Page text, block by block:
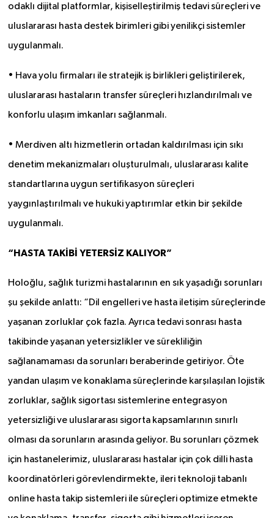
odaklı dijital platformlar, kişiselleştirilmiş tedavi süreçleri ve
uluslararası hasta destek birimleri gibi yenilikçi sistemler
uygulanmalı.
• Hava yolu firmaları ile stratejik iş birlikleri geliştirilerek,
uluslararası hastaların transfer süreçleri hızlandırılmalı ve
konforlu ulaşım imkanları sağlanmalı.
• Merdiven altı hizmetlerin ortadan kaldırılması için sıkı
denetim mekanizmaları oluşturulmalı, uluslararası kalite
standartlarına uygun sertifikasyon süreçleri
yaygınlaştırılmalı ve hukuki yaptırımlar etkin bir şekilde
uygulanmalı.
“HASTA TAKİBİ YETERSİZ KALIYOR”
Holoğlu, sağlık turizmi hastalarının en sık yaşadığı sorunları
şu şekilde anlattı: “Dil engelleri ve hasta iletişim süreçlerinde
yaşanan zorluklar çok fazla. Ayrıca tedavi sonrası hasta
takibinde yaşanan yetersizlikler ve sürekliliğin
sağlanamaması da sorunları beraberinde getiriyor. Öte
yandan ulaşım ve konaklama süreçlerinde karşılaşılan lojistik
zorluklar, sağlık sigortası sistemlerine entegrasyon
yetersizliği ve uluslararası sigorta kapsamlarının sınırlı
olması da sorunların arasında geliyor. Bu sorunları çözmek
için hastanelerimiz, uluslararası hastalar için çok dilli hasta
koordinatörleri görevlendirmekte, ileri teknoloji tabanlı
online hasta takip sistemleri ile süreçleri optimize etmekte